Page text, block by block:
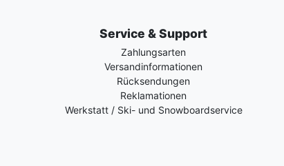
Service & Support
Zahlungsarten
Versandinformationen
Rücksendungen
Reklamationen
Werkstatt / Ski- und Snowboardservice